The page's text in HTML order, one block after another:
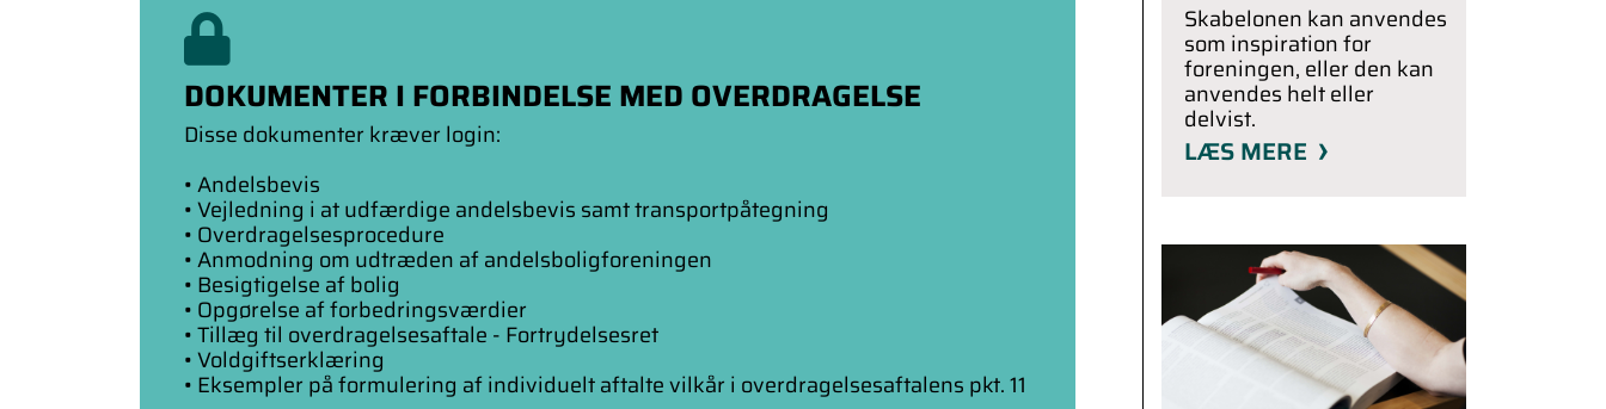
DOKUMENTER I FORBINDELSE MED OVERDRAGELSE
Disse dokumenter kræver login:
• Andelsbevis
• Vejledning i at udfærdige andelsbevis samt transportpåtegning
• Overdragelsesprocedure
• Anmodning om udtræden af andelsboligforeningen
• Besigtigelse af bolig
• Opgørelse af forbedringsværdier
• Tillæg til overdragelsesaftale - Fortrydelsesret
• Voldgiftserklæring
• Eksempler på formulering af individuelt aftalte vilkår i overdragelsesaftalens pkt. 11
Skabelonen kan anvendes
som inspiration for
foreningen, eller den kan
anvendes helt eller
delvist.
LÆS MERE